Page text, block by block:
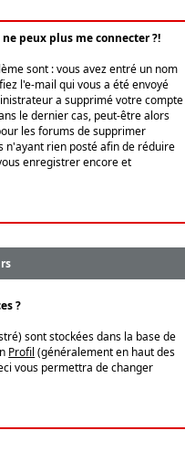
peux plus me connecter ?!
sont : vous avez entré un nom
l'e-mail qui vous a été envoyé
a supprimé votre compte
le dernier cas, peut-être alors
les forums de supprimer
n'ayant rien posté afin de réduire
enregistrer encore et
?
sont stockées dans la base de
Profil (généralement en haut des
vous permettra de changer